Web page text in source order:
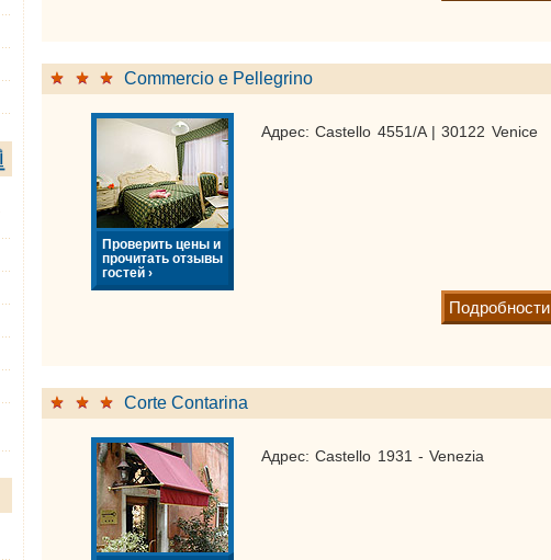
Commercio e Pellegrino
Проверить цены и
прочитать отзывы
гостей ›
Адрес: Castello 4551/A | 30122 Venice
Подробности
Corte Contarina
Адрес: Castello 1931 - Venezia